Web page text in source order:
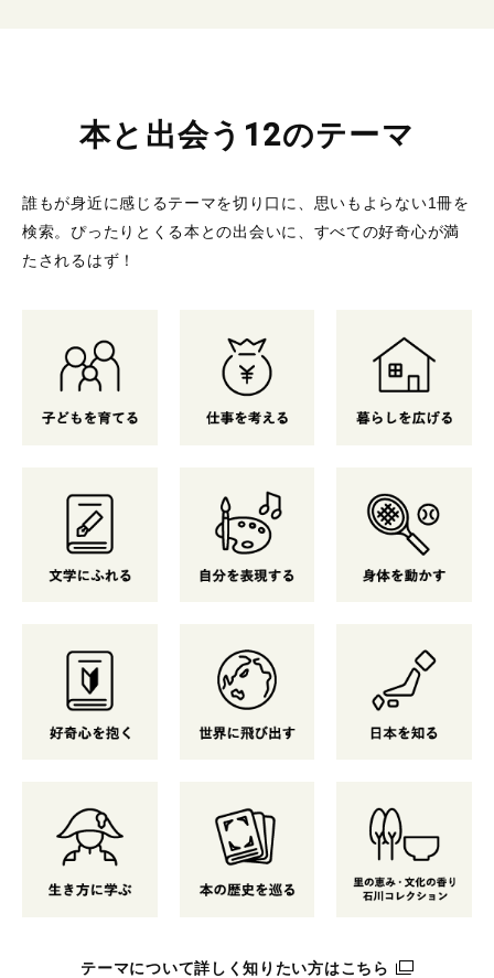
本と出会う12のテーマ
誰もが身近に感じるテーマを切り口に、思いもよらない1冊を
検索。 ぴったりとくる本との出会いに、すべての好奇心が満
たされるはず！
テーマについて詳しく知りたい方はこちら